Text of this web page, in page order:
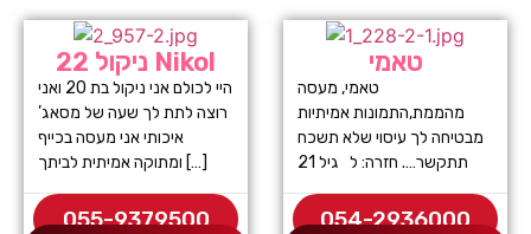
ניקול 22 Nikol
היי לכולם אני ניקול בת 20 ואני
רוצה לתת לך שעה של מסאג’
איכותי אני מעסה בכייף
ומתוקה אמיתית לביתך […]
055-9379500
טאמי
טאמי, מעסה
מהממת,התמונות אמיתיות
מבטיחה לך עיסוי שלא תשכח
054-2936000